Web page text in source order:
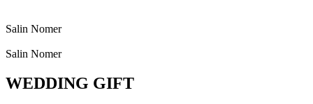
Salin Nomer
Salin Nomer
WEDDING GIFT